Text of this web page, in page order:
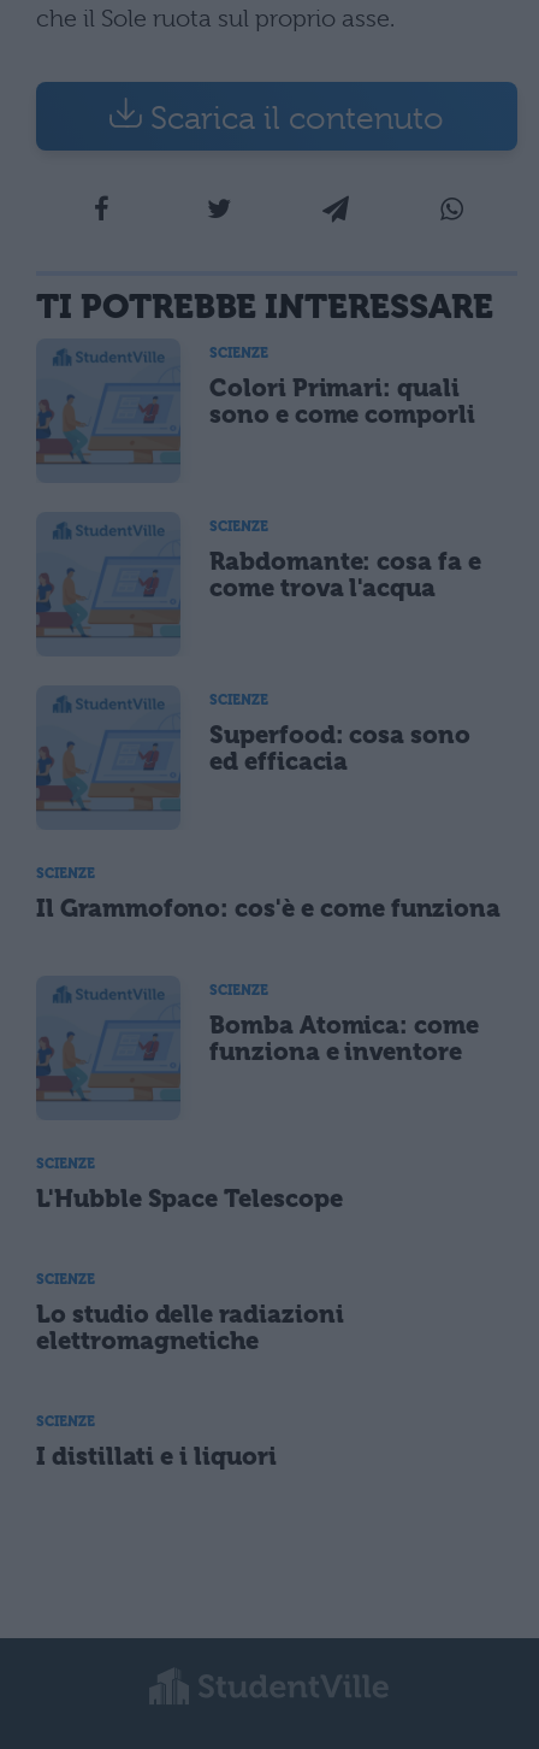
che il Sole ruota sul proprio asse.
Scarica il contenuto
TI POTREBBE INTERESSARE
SCIENZE
Colori Primari: quali
sono e come comporli
SCIENZE
Rabdomante: cosa fa e
come trova l'acqua
SCIENZE
Superfood: cosa sono
ed efficacia
SCIENZE
Il Grammofono: cos'è e come funziona
SCIENZE
Bomba Atomica: come
funziona e inventore
SCIENZE
L'Hubble Space Telescope
SCIENZE
Lo studio delle radiazioni
elettromagnetiche
SCIENZE
I distillati e i liquori